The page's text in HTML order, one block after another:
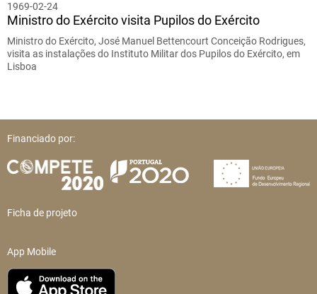
1969-02-24
Ministro do Exército visita Pupilos do Exército
Ministro do Exército, José Manuel Bettencourt Conceição Rodrigues,
visita as instalações do Instituto Militar dos Pupilos do Exército, em
Lisboa
Financiado por:
Ficha de projeto
App Mobile